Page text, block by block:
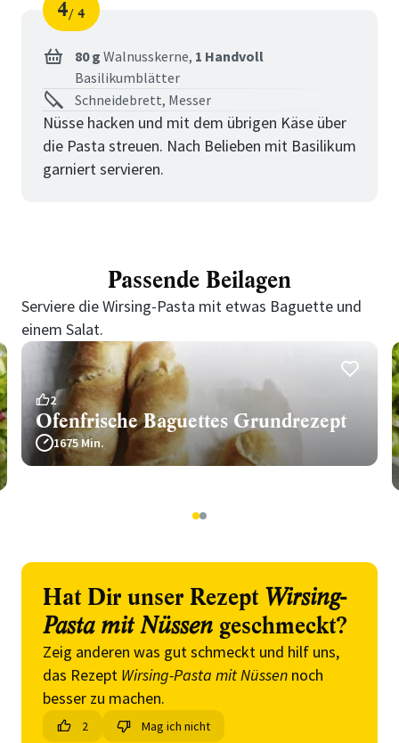
Schritt
4
von
4
80 g Walnusskerne, 1 Handvoll
Basilikumblätter
Schneidebrett, Messer
Nüsse hacken und mit dem übrigen Käse über
die Pasta streuen. Nach Belieben mit Basilikum
garniert servieren.
Passende Beilagen
Serviere die Wirsing-Pasta mit etwas Baguette und
einem Salat.
2
Ofenfrische Baguettes Grundrezept
1675 Min.
12
Hat Dir unser Rezept Wirsing-
Pasta mit Nüssen geschmeckt?
Zeig anderen was gut schmeckt und hilf uns,
das Rezept Wirsing-Pasta mit Nüssen noch
besser zu machen.
2 Mag ich nicht